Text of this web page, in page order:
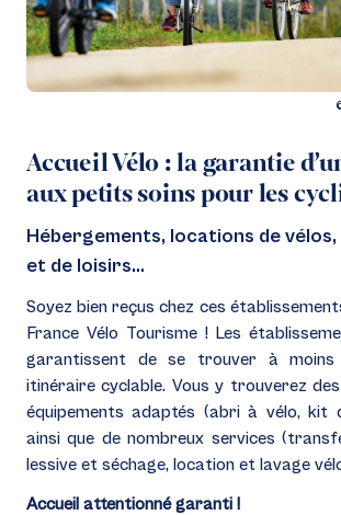
Accueil Vélo : la garantie
aux petits soins pour les
Hébergements, locations de vélos,
et de loisirs…
Soyez bien reçus chez ces
France Vélo Tourisme ! Les
garantissent de se trouver à
itinéraire cyclable. Vous y trouverez
équipements adaptés (abri à vélo, kit
ainsique de nombreux services
lessive et séchage, location et lavage
Accueil attentionné garanti !